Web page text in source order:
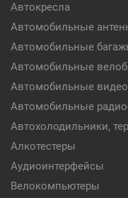
Автокресла
Автомобильные
Автомобильные
Автомобильные
Автомобильные
Автомобильные
Автохолодильники,
Алкотестеры
Аудиоинтерфейсы
Велокомпьютеры